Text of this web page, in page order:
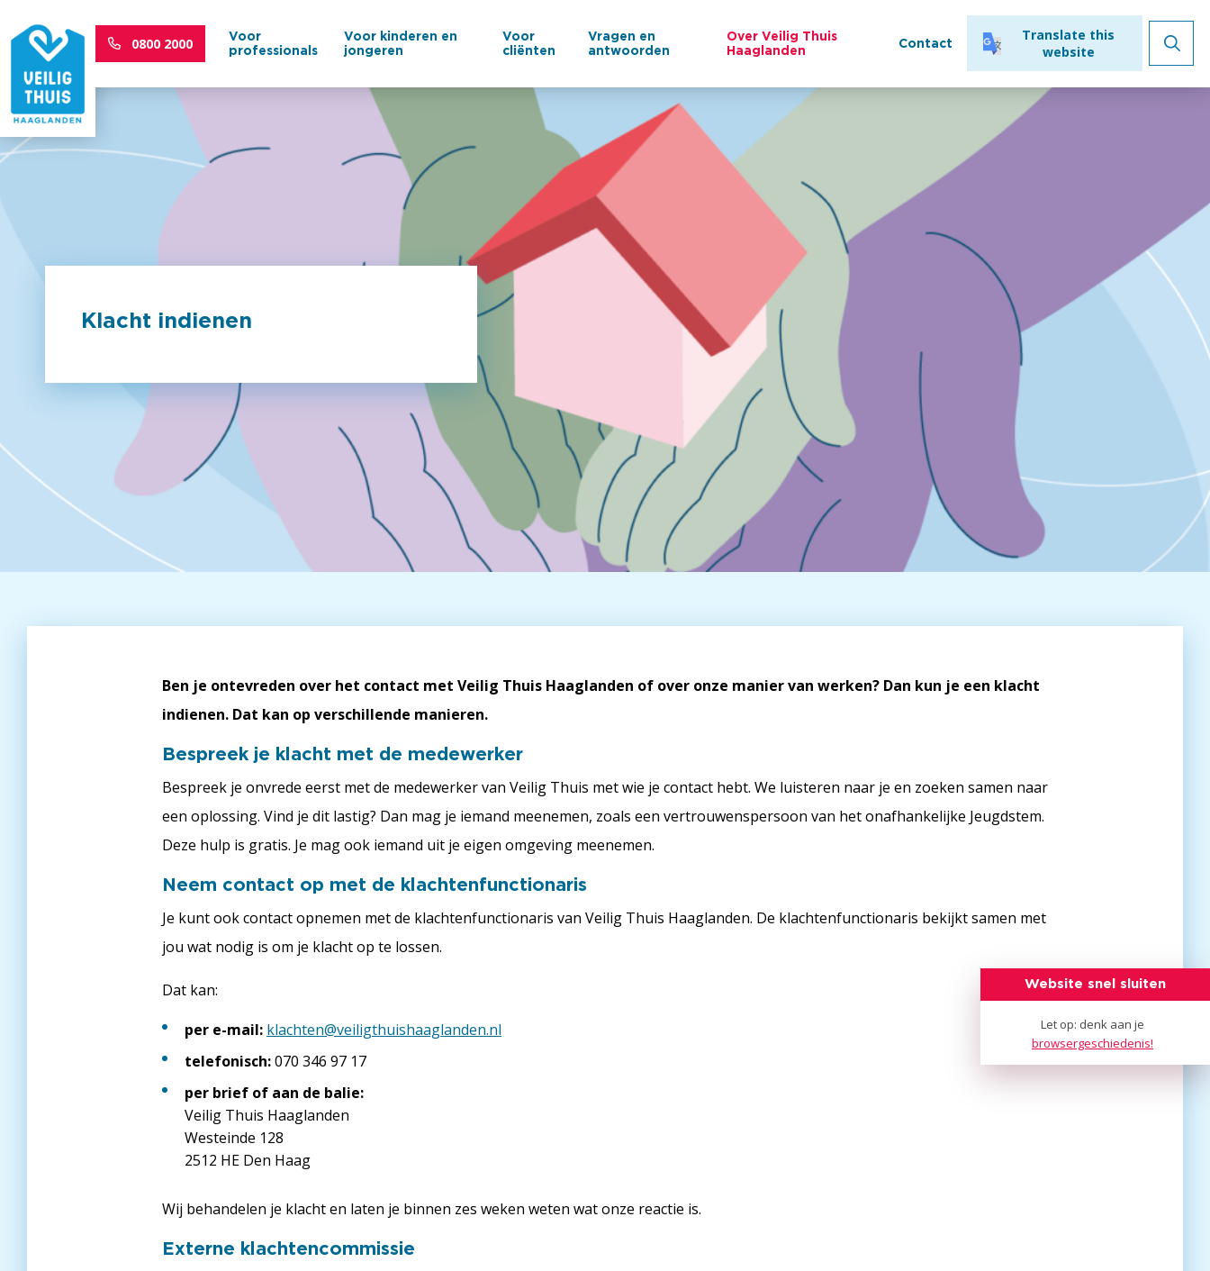
Bel direct naar
0800 2000
Voor
professionals
Voor kinderen en
jongeren
Voor
cliënten
Vragen en
antwoorden
Over Veilig Thuis
Haaglanden
Contact
Open
Translate this
websitedialog Ga
Website snel sluiten
Let op: denk aan je
browsergeschiedenis!
Klacht indienen
Ben je ontevreden over het contact met Veilig Thuis Haaglanden of over onze manier van werken? Dan kun je een klacht
indienen. Dat kan op verschillende manieren.
Bespreek je klacht met de medewerker
Bespreek je onvrede eerst met de medewerker van Veilig Thuis met wie je contact hebt. We luisteren naar je en zoeken samen naar
een oplossing. Vind je dit lastig? Dan mag je iemand meenemen, zoals een vertrouwenspersoon van het onafhankelijke Jeugdstem.
Deze hulp is gratis. Je mag ook iemand uit je eigen omgeving meenemen.
Neem contact op met de klachtenfunctionaris
Je kunt ook contact opnemen met de klachtenfunctionaris van Veilig Thuis Haaglanden. De klachtenfunctionaris bekijkt samen met
jou wat nodig is om je klacht op te lossen.
Dat kan:
per e-mail: klachten@veiligthuishaaglanden.nl
telefonisch:070 346 97 17
per brief of aan de balie:
Veilig Thuis Haaglanden
Westeinde 128
2512 HE Den Haag
Wij behandelen je klacht en laten je binnen zes weken weten wat onze reactie is.
Externe klachtencommissie